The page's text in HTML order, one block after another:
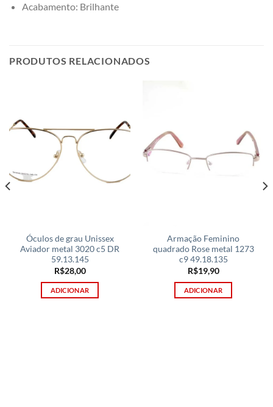
Acabamento: Brilhante
PRODUTOS RELACIONADOS
Óculos de grau Unissex
Aviador metal 3020 c5 DR
59.13.145
R$28,00
ADICIONAR
Armação Feminino
quadrado Rose metal 1273
c9 49.18.135
R$19,90
ADICIONAR